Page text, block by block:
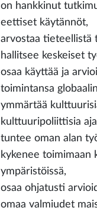
on hankkinut
eettiset käytännöt,
arvostaa tieteellistä
hallitsee keskeiset
osaa käyttää ja
toimintansa
ymmärtää
kulttuuripoliittisia
tuntee oman alan
kykenee toimimaan
ympäristöissä,
osaa ohjatusti
omaa valmiudet